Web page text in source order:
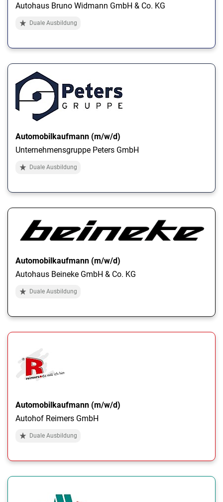
Autohaus Bruno Widmann GmbH & Co. KG
Duale Ausbildung
Automobilkaufmann (m/w/d)
Unternehmensgruppe Peters GmbH
Duale Ausbildung
Automobilkaufmann (m/w/d)
Autohaus Beineke GmbH & Co. KG
Duale Ausbildung
Automobilkaufmann (m/w/d)
Autohof Reimers GmbH
Duale Ausbildung